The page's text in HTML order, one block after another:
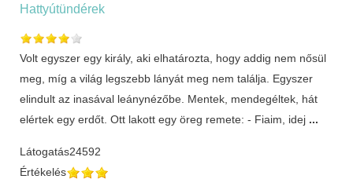
Hattyútündérek
Volt egyszer egy király, aki elhatározta, hogy addig nem nősül
meg, míg a világ legszebb lányát meg nem találja. Egyszer
elindult az inasával leánynézőbe. Mentek, mendegéltek, hát
elértek egy erdőt. Ott lakott egy öreg remete: - Fiaim, idej ...
Látogatás24592
Értékelés